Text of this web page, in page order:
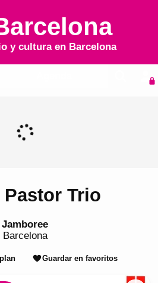
y cultura en Barcelona
Pastor Trio
Jamboree
Barcelona
Guardar en favoritos